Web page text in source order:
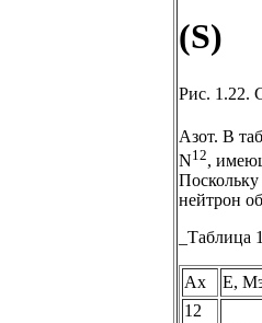
(S)
Рис. 1.22.
Азот. В
N12,
нейтрон
_Таблица
Ax Е,
12